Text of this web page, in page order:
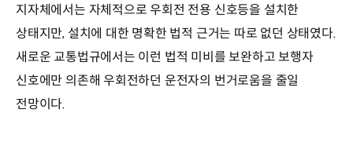
지자체에서는 자체적으로 우회전 전용 신호등을 설치한
상태지만, 설치에 대한 명확한 법적 근거는 따로 없던 상태였다.
새로운 교통법규에서는 이런 법적 미비를 보완하고 보행자
신호에만 의존해 우회전하던 운전자의 번거로움을 줄일
전망이다.